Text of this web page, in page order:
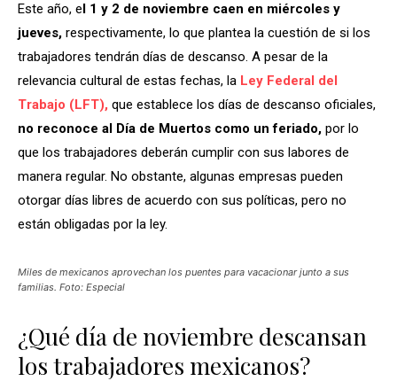
Este año, el 1 y 2 de noviembre caen en miércoles y
jueves, respectivamente, lo que plantea la cuestión de si los
trabajadores tendrán días de descanso. A pesar de la
relevancia cultural de estas fechas, la Ley Federal del
Trabajo (LFT), que establece los días de descanso oficiales,
no reconoce al Día de Muertos como un feriado, por lo
que los trabajadores deberán cumplir con sus labores de
manera regular. No obstante, algunas empresas pueden
otorgar días libres de acuerdo con sus políticas, pero no
están obligadas por la ley.
Miles de mexicanos aprovechan los puentes para vacacionar junto a sus
familias. Foto: Especial
¿Qué día de noviembre descansan
los trabajadores mexicanos?